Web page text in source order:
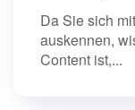
Da Sie sich
auskennen,
Content ist,...